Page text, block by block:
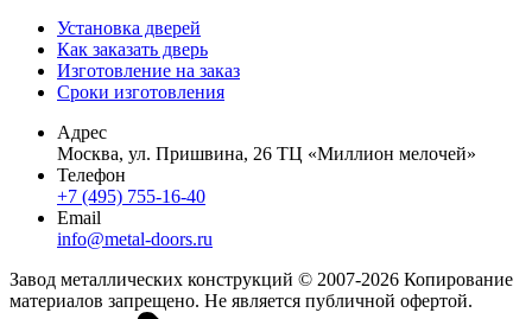
Установка дверей
Как заказать дверь
Изготовление на заказ
Сроки изготовления
Адрес
Москва, ул. Пришвина, 26 ТЦ «Миллион мелочей»
Телефон
+7 (495) 755-16-40
Email
info@metal-doors.ru
Завод металлических конструкций © 2007-2026 Копирование
материалов запрещено. Не является публичной офертой.